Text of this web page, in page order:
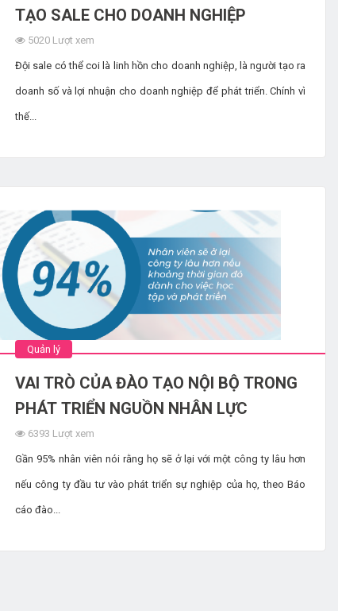
TẠO SALE CHO DOANH NGHIỆP
5020 Lượt xem
Đội sale có thể coi là linh hồn cho doanh nghiệp, là người tạo ra
doanh số và lợi nhuận cho doanh nghiệp để phát triển. Chính vì
thế...
Quản lý
VAI TRÒ CỦA ĐÀO TẠO NỘI BỘ TRONG
PHÁT TRIỂN NGUỒN NHÂN LỰC
6393 Lượt xem
Gần 95% nhân viên nói rằng họ sẽ ở lại với một công ty lâu hơn
nếu công ty đầu tư vào phát triển sự nghiệp của họ, theo Báo
cáo đào...